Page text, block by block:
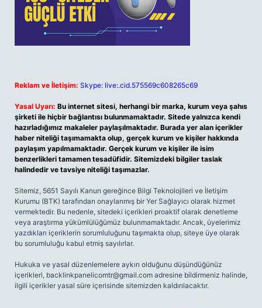
Reklam ve İletişim: Skype: live:.cid.575569c608265c69
Yasal Uyarı: Bu internet sitesi, herhangi bir marka, kurum veya şahıs
şirketi ile hiçbir bağlantısı bulunmamaktadır. Sitede yalnızca kendi
hazırladığımız makaleler paylaşılmaktadır. Burada yer alan içerikler
haber niteliği taşımamakta olup, gerçek kurum ve kişiler hakkında
paylaşım yapılmamaktadır. Gerçek kurum ve kişiler ile isim
benzerlikleri tamamen tesadüfidir. Sitemizdeki bilgiler taslak
halindedir ve tavsiye niteliği taşımazlar.
Sitemiz, 5651 Sayılı Kanun gereğince Bilgi Teknolojileri ve İletişim
Kurumu (BTK) tarafından onaylanmış bir Yer Sağlayıcı olarak hizmet
vermektedir. Bu nedenle, sitedeki içerikleri proaktif olarak denetleme
veya araştırma yükümlülüğümüz bulunmamaktadır. Ancak, üyelerimiz
yazdıkları içeriklerin sorumluluğunu taşımakta olup, siteye üye olarak
bu sorumluluğu kabul etmiş sayılırlar.
Hukuka ve yasal düzenlemelere aykırı olduğunu düşündüğünüz
içerikleri, backlinkpanelicomtr@gmail.com adresine bildirmeniz halinde,
ilgili içerikler yasal süre içerisinde sitemizden kaldırılacaktır.